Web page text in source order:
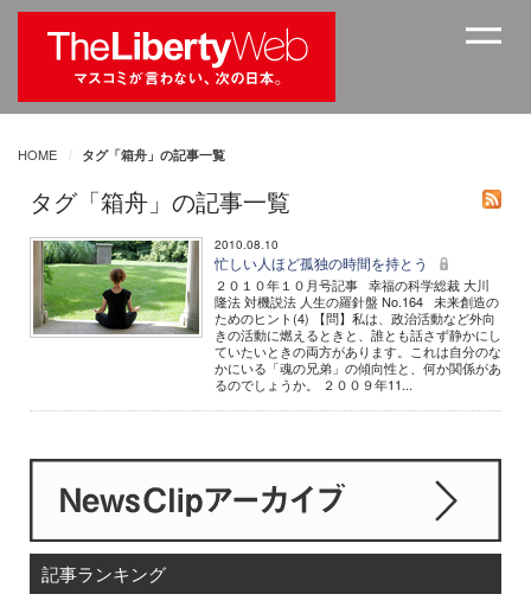
HOME タグ「箱舟」の記事一覧
タグ「箱舟」の記事一覧
2010.08.10
忙しい人ほど孤独の時間を持とう
２０１０年１０月号記事 幸福の科学総裁 大川
隆法 対機説法 人生の羅針盤 No.164 未来創造の
ためのヒント(4) 【問】私は、政治活動など外向
きの活動に燃えるときと、誰とも話さず静かにし
ていたいときの両方があります。これは自分のな
かにいる「魂の兄弟」の傾向性と、何か関係があ
るのでしょうか。 ２００９年11...
記事ランキング